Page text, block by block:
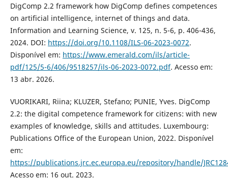
DigComp 2.2 framework how DigComp defines competences
on artificial intelligence, internet of things and data.
Information and Learning Science, v. 125, n. 5-6, p. 406-436,
2024. DOI: https://doi.org/10.1108/ILS-06-2023-0072.
Disponível em: https://www.emerald.com/ils/article-
pdf/125/5-6/406/9518257/ils-06-2023-0072.pdf. Acesso em:
13 abr. 2026.
VUORIKARI, Riina; KLUZER, Stefano; PUNIE, Yves. DigComp
2.2: the digital competence framework for citizens: with new
examples of knowledge, skills and attitudes. Luxembourg:
Publications Office of the European Union, 2022. Disponível
em:
https://publications.jrc.ec.europa.eu/repository/handle/
Acesso em: 16 out. 2023.